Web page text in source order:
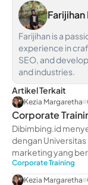
Farijihan
Farijihan is a
experience in
SEO, and
and industries.
Artikel Terkait
Kezia Margaretha
Corporate
dibimbing.id
Dibimbing.id
dengan
marketing yang
Corporate Training
Kezia Margaretha